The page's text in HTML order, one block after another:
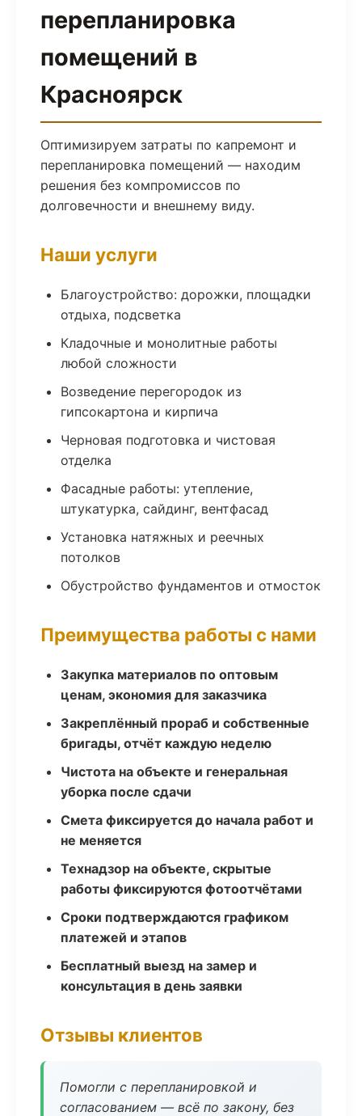
перепланировка
помещений в
Красноярск
Оптимизируем затраты по капремонт и
перепланировка помещений — находим
решения без компромиссов по
долговечности и внешнему виду.
Наши услуги
Благоустройство: дорожки, площадки
отдыха, подсветка
Кладочные и монолитные работы
любой сложности
Возведение перегородок из
гипсокартона и кирпича
Черновая подготовка и чистовая
отделка
Фасадные работы: утепление,
штукатурка, сайдинг, вентфасад
Установка натяжных и реечных
потолков
Обустройство фундаментов и отмосток
Преимущества работы с нами
Закупка материалов по оптовым
ценам, экономия для заказчика
Закреплённый прораб и собственные
бригады, отчёт каждую неделю
Чистота на объекте и генеральная
уборка после сдачи
Смета фиксируется до начала работ и
не меняется
Технадзор на объекте, скрытые
работы фиксируются фотоотчётами
Сроки подтверждаются графиком
платежей и этапов
Бесплатный выезд на замер и
консультация в день заявки
Отзывы клиентов
Помогли с перепланировкой и
согласованием — всё по закону, без